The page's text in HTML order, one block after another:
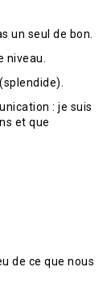
un seul de bon.
niveau.
: je suis
et que
de ce que nous